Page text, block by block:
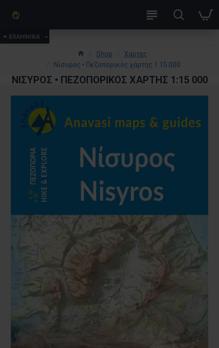
ΕΛΛΗΝΙΚΑ
Shop
Χάρτες
Νίσυρος • Πεζοπορικός χάρτης 1:15 000
ΝΊΣΥΡΟΣ • ΠΕΖΟΠΟΡΙΚΌΣ ΧΆΡΤΗΣ 1:15 000